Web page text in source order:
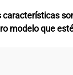
características
modelo que